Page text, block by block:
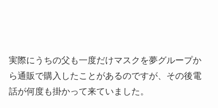
実際にうちの父も一度だけマスクを夢グループか
ら通販で購入したことがあるのですが、その後電
話が何度も掛かって来ていました。